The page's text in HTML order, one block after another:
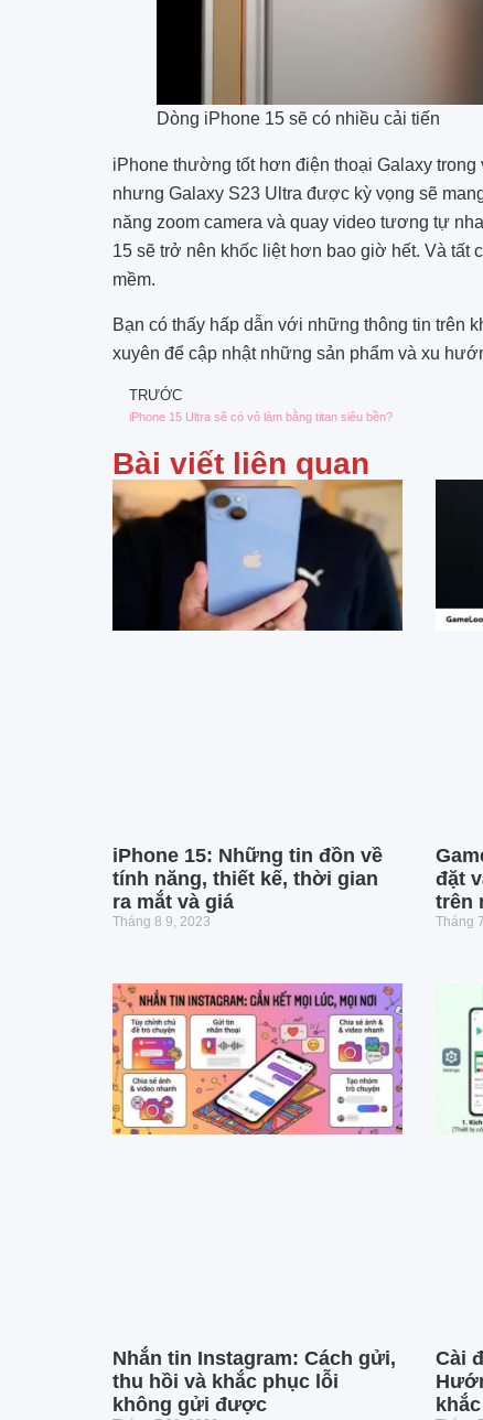
Dòng iPhone 15 sẽ có nhiều cải tiến
iPhone thường tốt hơn điện thoại Galaxy
nhưng Galaxy S23 Ultra được kỳ vọng sẽ
năng zoom camera và quay video tương tự
15 sẽ trở nên khốc liệt hơn bao giờ hết. Và tất
mềm.
Bạn có thấy hấp dẫn với những thông tin trên
xuyên để cập nhật những sản phẩm và xu
TRƯỚC
iPhone 15 Ultra sẽ có vỏ làm bằng titan siêu bền?
Bài viết liên quan
iPhone 15: Những tin đồn về
tính năng, thiết kế, thời gian
ra mắt và giá
Tháng 8 9, 2023
đặt
trên
Tháng
Nhắn tin Instagram: Cách gửi,
thu hồi và khắc phục lỗi
không gửi được
Cài